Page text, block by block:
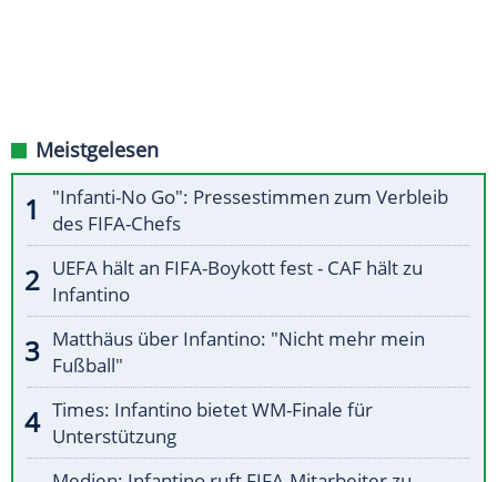
Meistgelesen
"Infanti-No Go": Pressestimmen zum Verbleib
des FIFA-Chefs
UEFA hält an FIFA-Boykott fest - CAF hält zu
Infantino
Matthäus über Infantino: "Nicht mehr mein
Fußball"
Times: Infantino bietet WM-Finale für
Unterstützung